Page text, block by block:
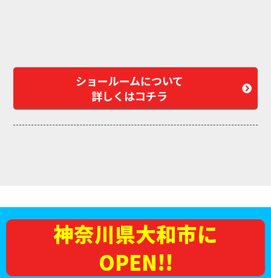
ショールームについて
詳しくはコチラ
神奈川県大和市に
OPEN!!